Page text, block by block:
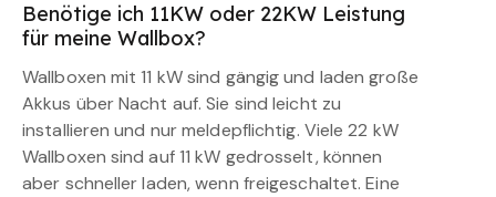
Benötige ich 11KW oder 22KW Leistung
für meine Wallbox?
Wallboxen mit 11 kW sind gängig und laden große
Akkus über Nacht auf. Sie sind leicht zu
installieren und nur meldepflichtig. Viele 22 kW
Wallboxen sind auf 11 kW gedrosselt, können
aber schneller laden, wenn freigeschaltet. Eine